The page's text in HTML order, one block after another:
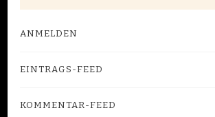
ANMELDEN
EINTRAGS-FEED
KOMMENTAR-FEED